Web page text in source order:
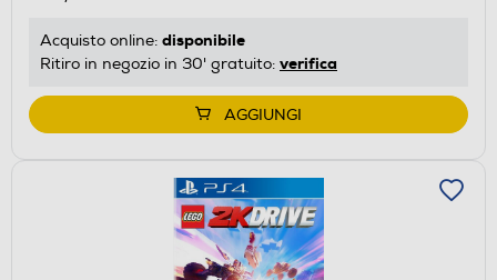
Acquisto online: disponibile
Ritiro in negozio in 30' gratuito: verifica
AGGIUNGI